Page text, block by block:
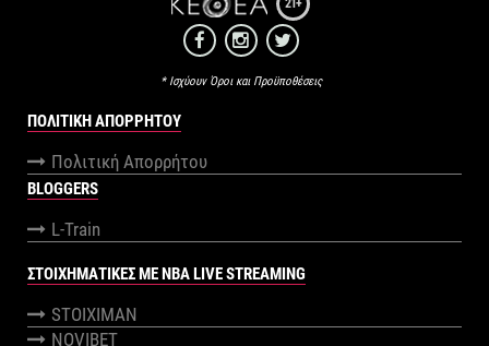
21+
* Ισχύουν Όροι και Προϋποθέσεις
ΠΟΛΙΤΙΚΉ ΑΠΟΡΡΉΤΟΥ
Πολιτική Απορρήτου
BLOGGERS
L-Train
ΣΤΟΙΧΗΜΑΤΙΚΕΣ ΜΕ NBA LIVE STREAMING
STOIXIMAN
NOVIBET